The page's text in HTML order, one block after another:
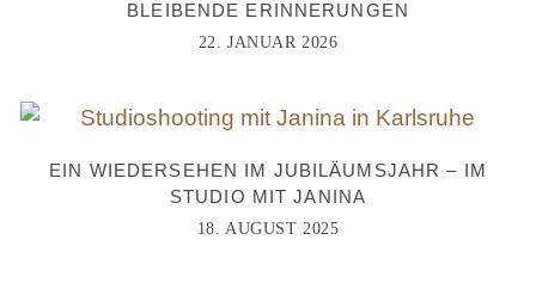
BLEIBENDE ERINNERUNGEN
22. JANUAR 2026
EIN WIEDERSEHEN IM JUBILÄUMSJAHR – IM
STUDIO MIT JANINA
18. AUGUST 2025